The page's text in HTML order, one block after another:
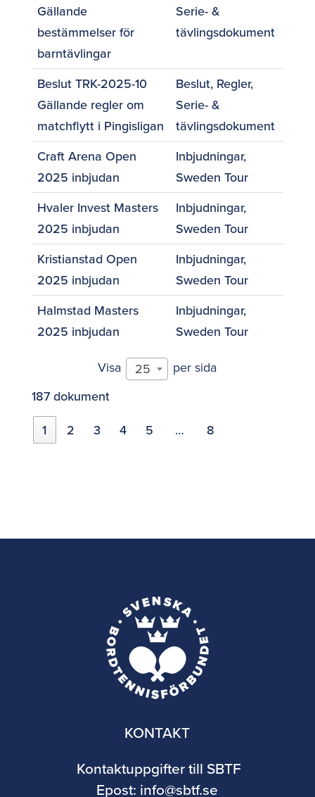
Gällande
bestämmelser för
barntävlingar
Serie- &
tävlingsdokument
Beslut TRK-2025-10
Gällande regler om
matchflytt i Pingisligan
Beslut, Regler,
Serie- &
tävlingsdokument
Craft Arena Open
2025 inbjudan
Inbjudningar,
Sweden Tour
Hvaler Invest Masters
2025 inbjudan
Inbjudningar,
Sweden Tour
Kristianstad Open
2025 inbjudan
Inbjudningar,
Sweden Tour
Halmstad Masters
2025 inbjudan
Inbjudningar,
Sweden Tour
Visa 25
per sida
187 dokument
1
2 3 4 5 … 8
KONTAKT
Kontaktuppgifter till SBTF
Epost: info@sbtf.se